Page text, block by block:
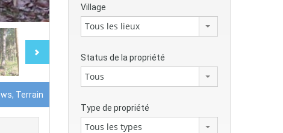
Terrain
Village
Tous les lieux
Status de la propriété
Tous
Type de propriété
Tous les types